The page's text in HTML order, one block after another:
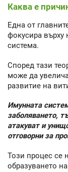
Каква е
Една от
фокусира върху
система.
Според тази
може да
развитие на
Имунната
заболяването,
атакуват и
отговорни за
Този процес се
образуването